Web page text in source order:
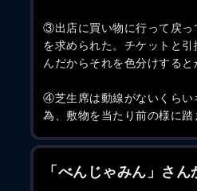
③出店に買い物に行って戻っ
を求められた。チケットと
んだからそれを色分けすると
④芝生席は動線がないくらい
為、敷物を当たり前の様に踏
「べんじゃみん」さ